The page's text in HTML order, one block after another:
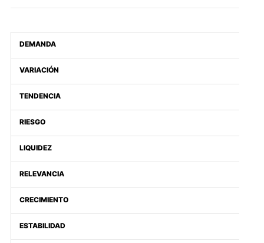
DEMANDA
VARIACIÓN
TENDENCIA
RIESGO
LIQUIDEZ
RELEVANCIA
CRECIMIENTO
ESTABILIDAD